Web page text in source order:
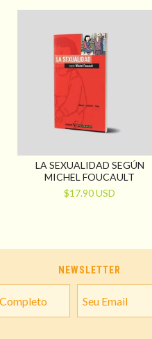
LA SEXUALIDAD SEGÚN
MICHEL FOUCAULT
$17.90 USD
NEWSLETTER